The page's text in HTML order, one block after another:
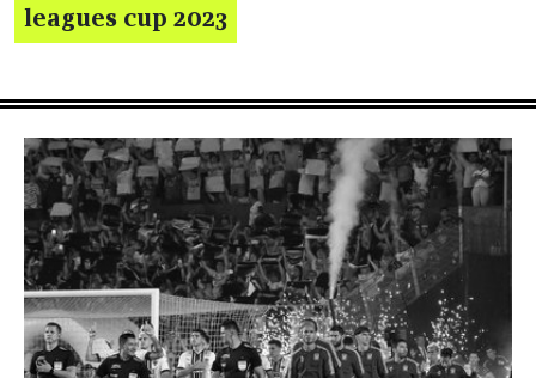
CERRAR
X
NUEVO
LEÓN
TAMAULIPAS
COAHUILA
NACIONAL
INTERNACIONAL
FINANZAS
OPINIÓN
DEPORTES
ESPECTÁCULOS
TENDENCIA
ESTILO
DE
VIDA
PODCAST
CONTACTO
NEWSLETTER
HEMEROTECA
SUPLEMENTOS
leagues cup 2023